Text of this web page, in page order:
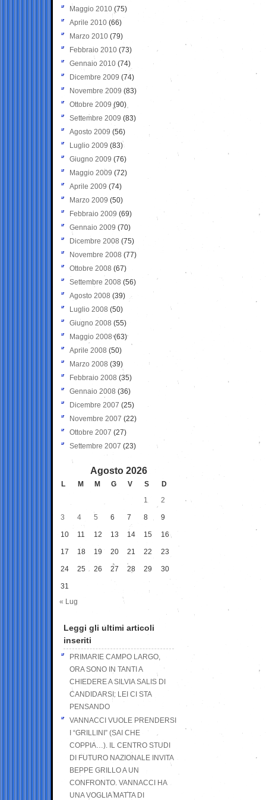
Maggio 2010 (75)
Aprile 2010 (66)
Marzo 2010 (79)
Febbraio 2010 (73)
Gennaio 2010 (74)
Dicembre 2009 (74)
Novembre 2009 (83)
Ottobre 2009 (90)
Settembre 2009 (83)
Agosto 2009 (56)
Luglio 2009 (83)
Giugno 2009 (76)
Maggio 2009 (72)
Aprile 2009 (74)
Marzo 2009 (50)
Febbraio 2009 (69)
Gennaio 2009 (70)
Dicembre 2008 (75)
Novembre 2008 (77)
Ottobre 2008 (67)
Settembre 2008 (56)
Agosto 2008 (39)
Luglio 2008 (50)
Giugno 2008 (55)
Maggio 2008(63)
Aprile 2008 (50)
Marzo 2008 (39)
Febbraio 2008 (35)
Gennaio 2008 (36)
Dicembre 2007 (25)
Novembre 2007 (22)
Ottobre 2007 (27)
Settembre 2007 (23)
Agosto 2026
L M M G V S
D
1
2
3 4 5 6 7 8 9
10 11 12 13 14 15 16
17 18 19 20 21 22 23
24 25 26 27 28 29 30
31
« Lug
Leggi gli ultimi articoli
inseriti
PRIMARIE CAMPO LARGO,
ORA SONO IN TANTI A
CHIEDERE A SILVIA SALIS DI
CANDIDARSI: LEI CI STA
PENSANDO
VANNACCI VUOLE PRENDERSI
I “GRILLINI” (SAI CHE
COPPIA…). IL CENTRO STUDI
DI FUTURO NAZIONALE INVITA
BEPPE GRILLO A UN
CONFRONTO. VANNACCI HA
UNA VOGLIA MATTA DI